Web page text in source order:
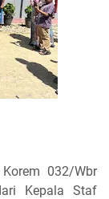
032/Wbr
Kepala Staf